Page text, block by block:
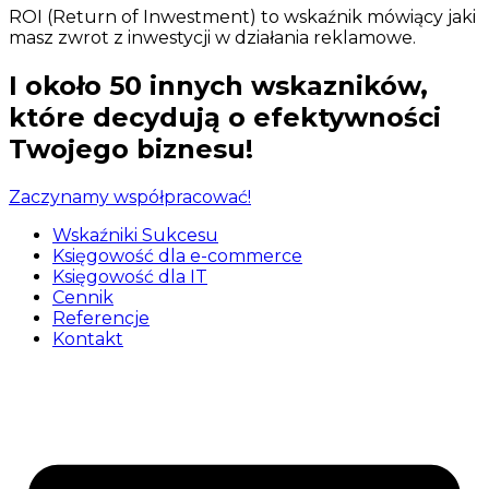
ROI (Return of Inwestment) to wskaźnik mówiący jaki
masz zwrot z inwestycji w działania reklamowe.
I około 50 innych wskazników,
które decydują o efektywności
Twojego biznesu!
Zaczynamy współpracować!
Wskaźniki Sukcesu
Księgowość dla e-commerce
Księgowość dla IT
Cennik
Referencje
Kontakt